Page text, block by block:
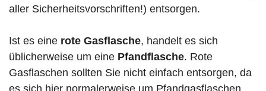
aller Sicherheitsvorschriften!) entsorgen.
Ist es eine rote Gasflasche, handelt es sich
üblicherweise um eine Pfandflasche. Rote
Gasflaschen sollten Sie nicht einfach entsorgen, da